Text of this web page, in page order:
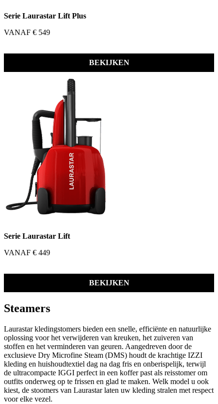
Serie Laurastar Lift Plus
VANAF € 549
BEKIJKEN
Serie Laurastar Lift
VANAF € 449
BEKIJKEN
Steamers
Laurastar kledingstomers bieden een snelle, efficiënte en natuurlijke
oplossing voor het verwijderen van kreuken, het zuiveren van
stoffen en het verminderen van geuren. Aangedreven door de
exclusieve Dry Microfine Steam (DMS) houdt de krachtige IZZI
kleding en huishoudtextiel dag na dag fris en onberispelijk, terwijl
de ultracompacte IGGI perfect in een koffer past als reisstomer om
outfits onderweg op te frissen en glad te maken. Welk model u ook
kiest, de stoomers van Laurastar laten uw kleding stralen met respect
voor elke vezel.